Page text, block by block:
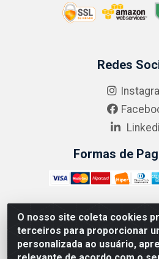
O nosso site coleta cookies
terceiros para proporcionar
personalizada ao usuário,
Redes
Formas de
ABRASEG COMÉRCIO
10.894.768/0001-00 - Avenida
Penha Circular - Rio de Janeiro